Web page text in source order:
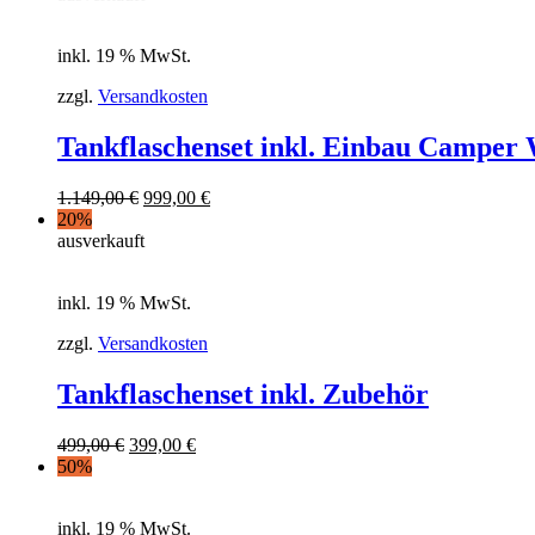
inkl. 19 % MwSt.
zzgl. Versandkosten
Tankflaschenset inkl. Einbau Camper
1.149,00€ 999,00 €
20%
ausverkauft
inkl. 19 % MwSt.
zzgl. Versandkosten
Tankflaschenset inkl. Zubehör
499,00€ 399,00 €
50%
inkl. 19 % MwSt.